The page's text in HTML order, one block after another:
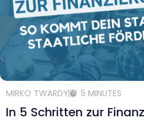
MIRKO TWARDY 5 MINUTES
In 5 Schritten zur